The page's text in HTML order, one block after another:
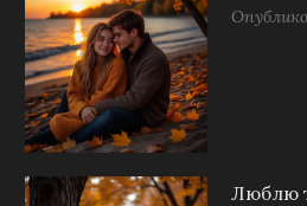
Люблю